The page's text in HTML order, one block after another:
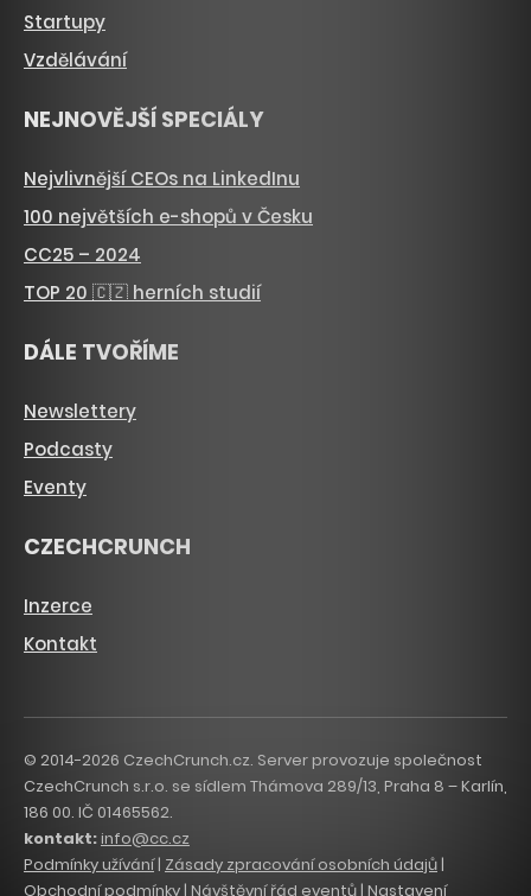
Startupy
Vzdělávání
NEJNOVĚJŠÍ SPECIÁLY
Nejvlivnější CEOs na LinkedInu
100 největších e-shopů v Česku
CC25 – 2024
TOP 20 🇨🇿 herních studií
DÁLE TVOŘÍME
Newslettery
Podcasty
Eventy
CZECHCRUNCH
Inzerce
Kontakt
© 2014-2026 CzechCrunch.cz. Server provozuje společnost
CzechCrunch s.r.o. se sídlem Thámova 289/13, Praha 8 – Karlín,
186 00. IČ 01465562.
kontakt:info@cc.cz
Podmínky užívání| Zásady zpracování osobních údajů|
Obchodní podmínky| Návštěvní řád eventů | Nastavení